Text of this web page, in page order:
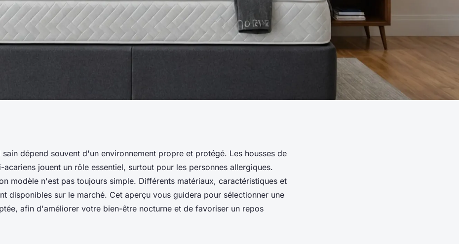
anti-
sain ?
sain dépend souvent d'un environnement propre et protégé. Les housses de
acariens jouent un rôle essentiel, surtout pour les personnes allergiques.
modèle n'est pas toujours simple. Différents matériaux, caractéristiques et
disponibles sur le marché. Cet aperçu vous guidera pour sélectionner une
afin d'améliorer votre bien-être nocturne et de favoriser un repos